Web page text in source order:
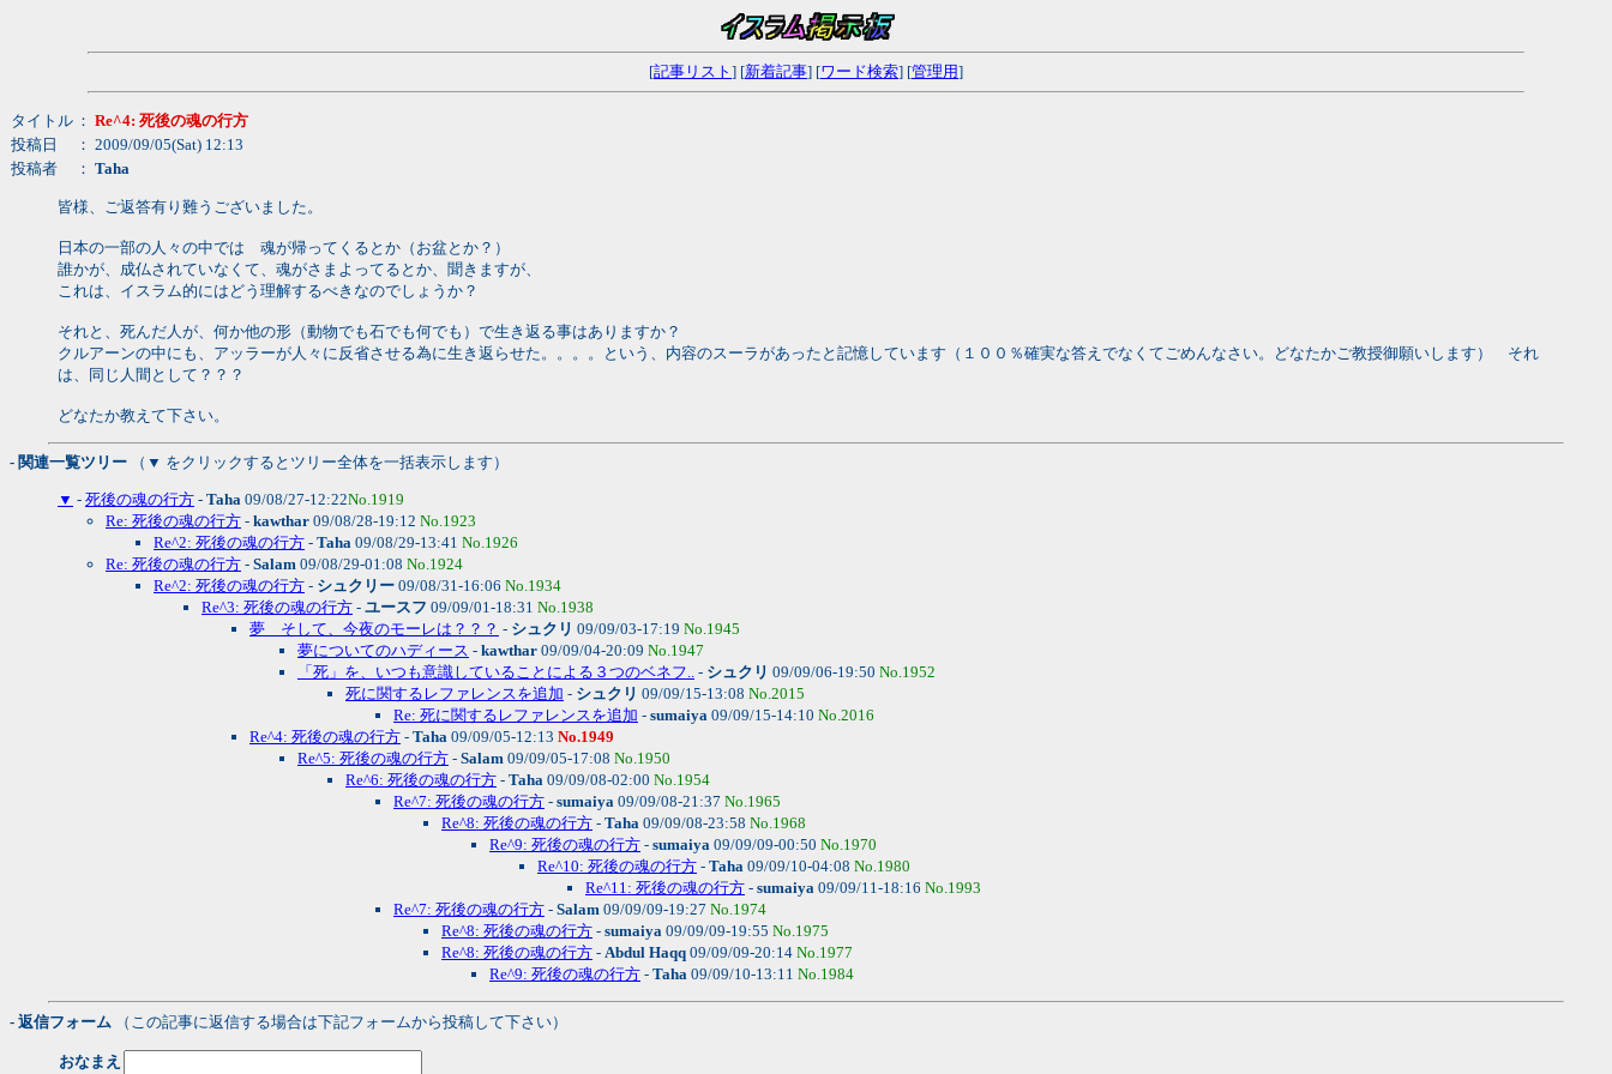
[記事リスト ] [新着記事] [ワード検索] [管理用]
タイトル ： Re^4: 死後の魂の行方
投稿日
： 2009/09/05(Sat) 12:13
投稿者
： Taha
皆様、ご返答有り難うございました。
日本の一部の人々の中では 魂が帰ってくるとか（お盆とか？）
誰かが、成仏されていなくて、魂がさまよってるとか、聞きますが、
これは、イスラム的にはどう理解するべきなのでしょうか？
それと、死んだ人が、何か他の形（動物でも石でも何でも）で生き返る事はありますか？
クルアーンの中にも、アッラーが人々に反省させる為に生き返らせた。。。。という、内容のスーラがあったと記憶しています（１００％確実な答えでなくてごめんなさい。どなたかご教授御願いします） それ
は、同じ人間として？？？
どなたか教えて下さい。
- 関連一覧ツリー （▼ をクリックするとツリー全体を一括表示します）
▼ - 死後の魂の行方 - Taha 09/08/27-12:22No.1919
Re: 死後の魂の行方 - kawthar 09/08/28-19:12 No.1923
Re^2: 死後の魂の行方 - Taha 09/08/29-13:41 No.1926
Re: 死後の魂の行方 - Salam 09/08/29-01:08 No.1924
Re^2: 死後の魂の行方 - シュクリー 09/08/31-16:06 No.1934
Re^3: 死後の魂の行方 - ユースフ 09/09/01-18:31 No.1938
夢 そして、今夜のモーレは？？？ - シュクリ 09/09/03-17:19 No.1945
夢についてのハディース - kawthar 09/09/04-20:09 No.1947
「死」を、いつも意識していることによる３つのベネフ.. - シュクリ 09/09/06-19:50 No.1952
死に関するレファレンスを追加 - シュクリ 09/09/15-13:08 No.2015
Re: 死に関するレファレンスを追加 - sumaiya 09/09/15-14:10 No.2016
Re^4: 死後の魂の行方 - Taha 09/09/05-12:13 No.1949
Re^5: 死後の魂の行方 - Salam 09/09/05-17:08 No.1950
Re^6: 死後の魂の行方 - Taha 09/09/08-02:00 No.1954
Re^7: 死後の魂の行方 - sumaiya 09/09/08-21:37 No.1965
Re^8: 死後の魂の行方 - Taha 09/09/08-23:58 No.1968
Re^9: 死後の魂の行方 - sumaiya 09/09/09-00:50 No.1970
Re^10: 死後の魂の行方 - Taha 09/09/10-04:08 No.1980
Re^11: 死後の魂の行方 - sumaiya 09/09/11-18:16 No.1993
Re^7: 死後の魂の行方 - Salam 09/09/09-19:27 No.1974
Re^8: 死後の魂の行方 - sumaiya 09/09/09-19:55 No.1975
Re^8: 死後の魂の行方 - Abdul Haqq 09/09/09-20:14 No.1977
Re^9: 死後の魂の行方 - Taha 09/09/10-13:11 No.1984
- 返信フォーム （この記事に返信する場合は下記フォームから投稿して下さい）
おなまえ